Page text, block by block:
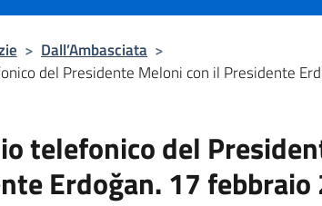
> Dall’Ambasciata >
del Presidente Meloni con il Presidente
telefonico del
Erdoğan. 17 febbraio